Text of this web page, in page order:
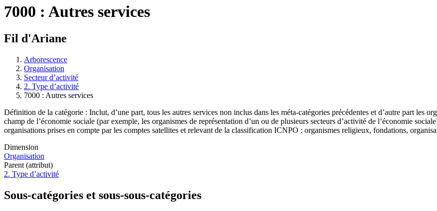
7000 : Autres services
Fil d'Ariane
Arborescence
Organisation
Secteur d’activité
2. Type d’activité
7000 : Autres services
Définition de la catégorie : Inclut, d’une part, tous les autres services non inclus dans les méta-catégories précédentes et d’autre part les
champ de l’économie sociale (par exemple, les organismes de représentation d’un ou de plusieurs secteurs d’activité de l’économie
organisations prises en compte par les comptes satellites et relevant de la classification ICNPO : organismes religieux, fondations,
Dimension
Organisation
Parent (attribut)
2. Type d’activité
Sous-catégories et sous-sous-catégories